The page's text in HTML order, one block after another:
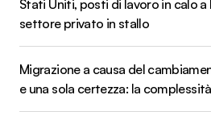
Stati Uniti, posti di lavoro in calo a
settore privato in stallo
Migrazione a causa del
e una sola certezza: la complessità